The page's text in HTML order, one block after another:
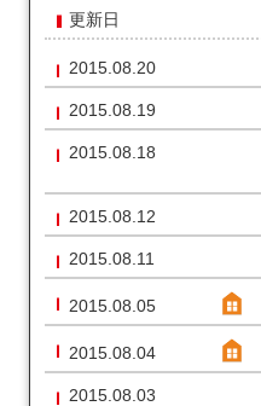
更新日
2015.08.20
2015.08.19
2015.08.18
2015.08.12
2015.08.11
2015.08.05
2015.08.04
2015.08.03